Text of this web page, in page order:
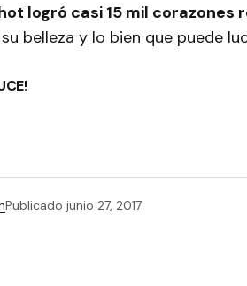
logró casi 15 mil corazones
belleza y lo bien que puede
Publicado junio 27, 2017